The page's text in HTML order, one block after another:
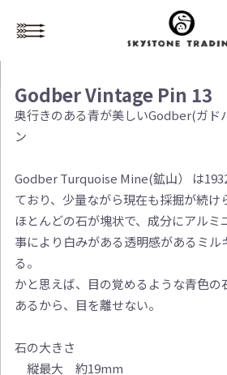
Godber Vintage Pin 13
奥行きのある青が美しいGodber(ガド
ン
Godber Turquoise Mine(鉱山） は
ており、少量ながら現在も採掘が続け
ほとんどの石が塊状で、成分にアルミ
事により白みがある透明感があるミル
る。
かと思えば、目の覚めるような青色の
あるから、目を離せない。
石の大きさ
縦最大 約19mm